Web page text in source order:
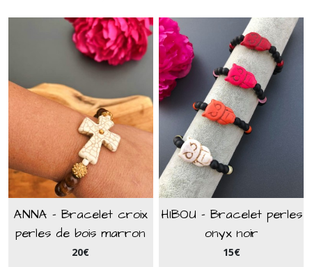
ANNA - Bracelet croix
perles de bois marron
20€
HIBOU - Bracelet perles
onyx noir
15€